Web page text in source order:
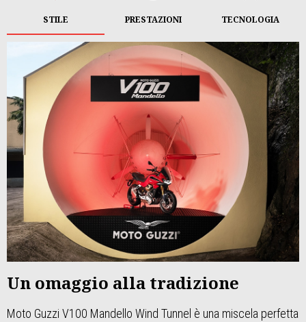
STILE PRESTAZIONI TECNOLOGIA
Un omaggio alla tradizione
Moto Guzzi V100 Mandello Wind Tunnel è una miscela perfetta